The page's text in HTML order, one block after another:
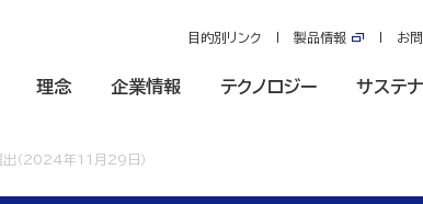
目的別リンク 製品情報 お
理念 企業情報 テクノロジー サステ
出（2024年11月29日）